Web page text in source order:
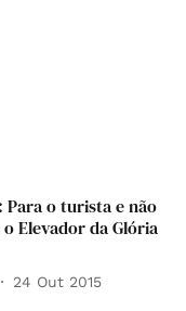
Para o turista e não
Elevador da Glória
24 Out 2015